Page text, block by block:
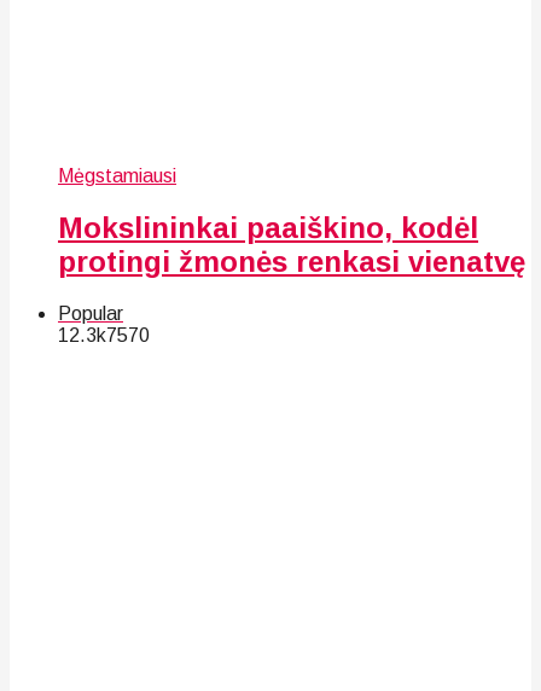
Mėgstamiausi
Mokslininkai paaiškino, kodėl
protingi žmonės renkasi vienatvę
Popular
12.3k7570